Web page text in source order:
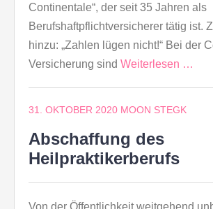
Continentale“, der seit 35 Jahren als
Berufshaftpflichtversicherer tätig ist.
hinzu: „Zahlen lügen nicht!“ Bei der
Versicherung sind Weiterlesen …
31. OKTOBER 2020 MOON STEGK
Abschaffung des
Heilpraktikerberufs
Von der Öffentlichkeit weitgehend